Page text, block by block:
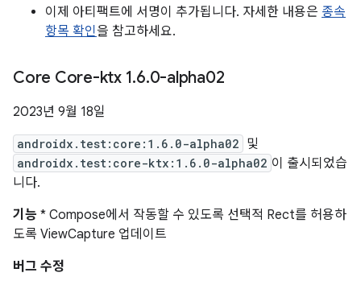
이제 아티팩트에 서명이 추가됩니다. 자세한 내용은 종속
항목 확인을 참고하세요.
Core Core-ktx 1.6.0-alpha02
2023년 9월 18일
androidx.test:core:1.6.0-alpha02 및
androidx.test:core-ktx:1.6.0-alpha02 이 출시되었습
니다.
기능 * Compose에서 작동할 수 있도록 선택적 Rect를 허용하
도록 ViewCapture 업데이트
버그 수정